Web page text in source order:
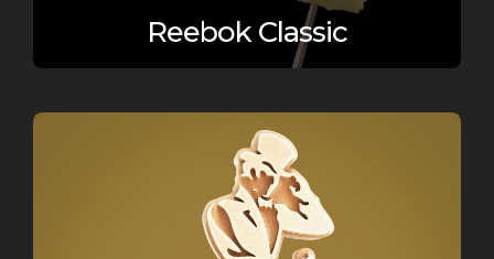
Reebok Classic